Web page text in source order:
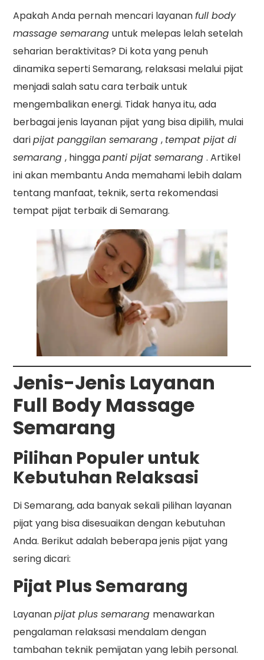
Apakah Anda pernah mencari layananfull body
massage semaranguntuk melepas lelah setelah
seharian beraktivitas? Di kota yang penuh
dinamika seperti Semarang, relaksasi melalui pijat
menjadi salah satu cara terbaik untuk
mengembalikan energi. Tidak hanya itu, ada
berbagai jenis layanan pijat yang bisa dipilih, mulai
daripijat panggilan semarang, tempat pijat di
semarang, hinggapanti pijat semarang. Artikel
ini akan membantu Anda memahami lebih dalam
tentang manfaat, teknik, serta rekomendasi
tempat pijat terbaik di Semarang.
Jenis-Jenis Layanan
Full Body Massage
Semarang
Pilihan Populer untuk
Kebutuhan Relaksasi
Di Semarang, ada banyak sekali pilihan layanan
pijat yang bisa disesuaikan dengan kebutuhan
Anda. Berikut adalah beberapa jenis pijat yang
sering dicari:
Pijat Plus Semarang
Layananpijat plus semarang menawarkan
pengalaman relaksasi mendalam dengan
tambahan teknik pemijatan yang lebih personal.